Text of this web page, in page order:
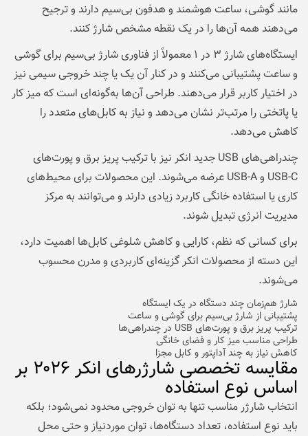
مانند گوشی، ساعت هوشمند و هدفون بی‌سیم دارند و ترجیح
می‌دهند همه آن‌ها را در یک نقطه مشخص شارژ کنند.
ایستگاه‌های شارژ ۳ در ۱ معمولاً از فناوری شارژ بی‌سیم برای گوشی
و ساعت پشتیبانی می‌کنند و در کنار آن یک یا چند خروجی سیمی نیز
در اختیار کاربر قرار می‌دهند. طراحی آن‌ها به‌گونه‌ای است که میز کار
یا پاتختی را مرتب‌تر نشان می‌دهد و نیاز به کابل‌های متعدد را
کاهش می‌دهد.
چندراهی‌های USB جدید انکر نیز با ترکیب پریز برق و پورت‌های
USB-C و USB-A عرضه می‌شوند. این محصولات برای محیط‌های
کاری یا استفاده خانگی کاربرد زیادی دارند و می‌توانند به مرکز
مدیریت انرژی تبدیل شوند.
برای کسانی که نظم، کارایی و کاهش شلوغی کابل‌ها اهمیت دارد،
این دسته از محصولات انکر گزینه‌ای کاربردی و مدرن محسوب
می‌شوند.
شارژ هم‌زمان چند دستگاه در یک ایستگاه
پشتیبانی از شارژ بی‌سیم برای گوشی و ساعت
ترکیب پریز برق و پورت‌های USB در چندراهی‌ها
طراحی مناسب میز کار و فضای خانگی
کاهش نیاز به چند آداپتور و کابل مجزا
مقایسه تخصصی شارژرهای انکر ۲۰۲۶ بر
اساس نوع استفاده
انتخاب شارژر مناسب تنها به توان خروجی محدود نمی‌شود؛ بلکه
باید نوع استفاده، تعداد دستگاه‌ها، توان موردنیاز و حتی محل